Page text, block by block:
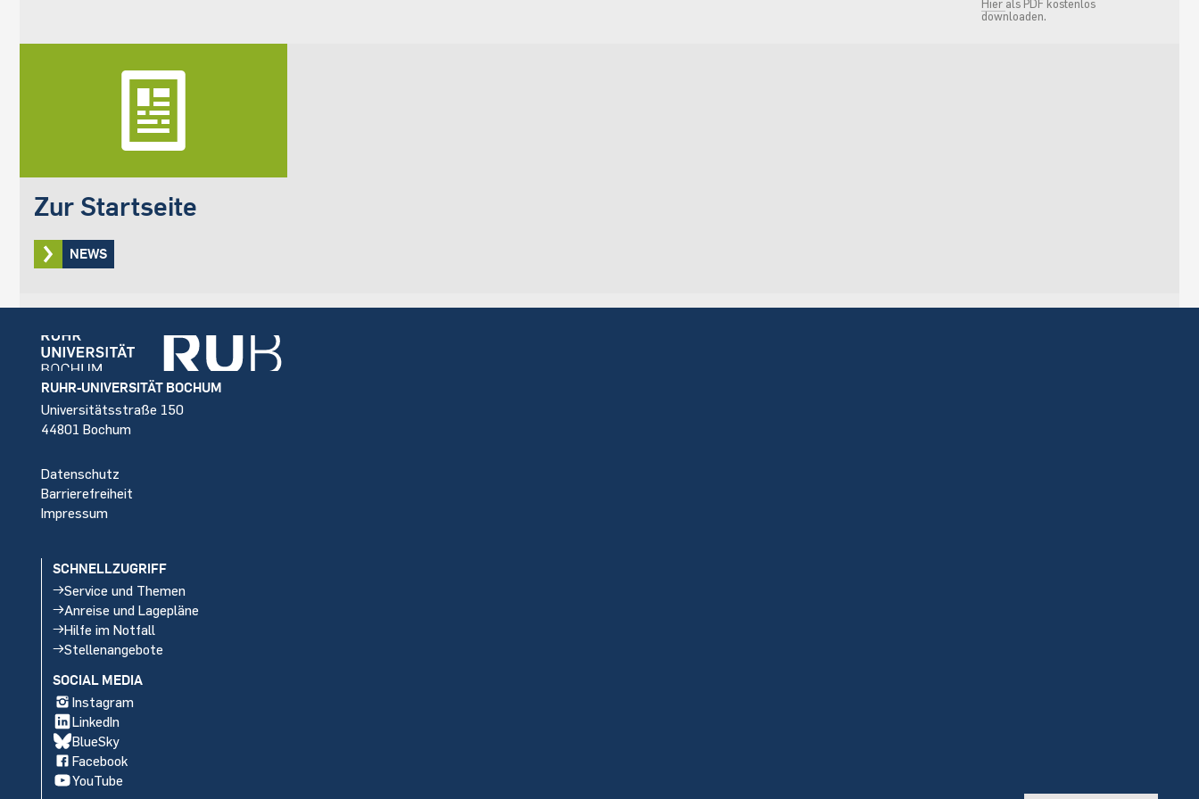
Hier als PDF kostenlos
downloaden.
Zur Startseite
NEWS
Footer
RUHR-UNIVERSITÄT BOCHUM
Universitätsstraße 150
44801 Bochum
Datenschutz
Barrierefreiheit
Impressum
SCHNELLZUGRIFF
Service und Themen
Anreise und Lagepläne
Hilfe im Notfall
Stellenangebote
SOCIAL MEDIA
Instagram
LinkedIn
BlueSky
Facebook
YouTube